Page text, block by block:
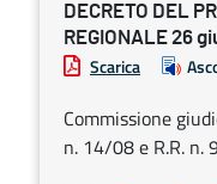
DECRETO DEL
REGIONALE 26
Scarica
Commissione
n. 14/08 e R.R. n.